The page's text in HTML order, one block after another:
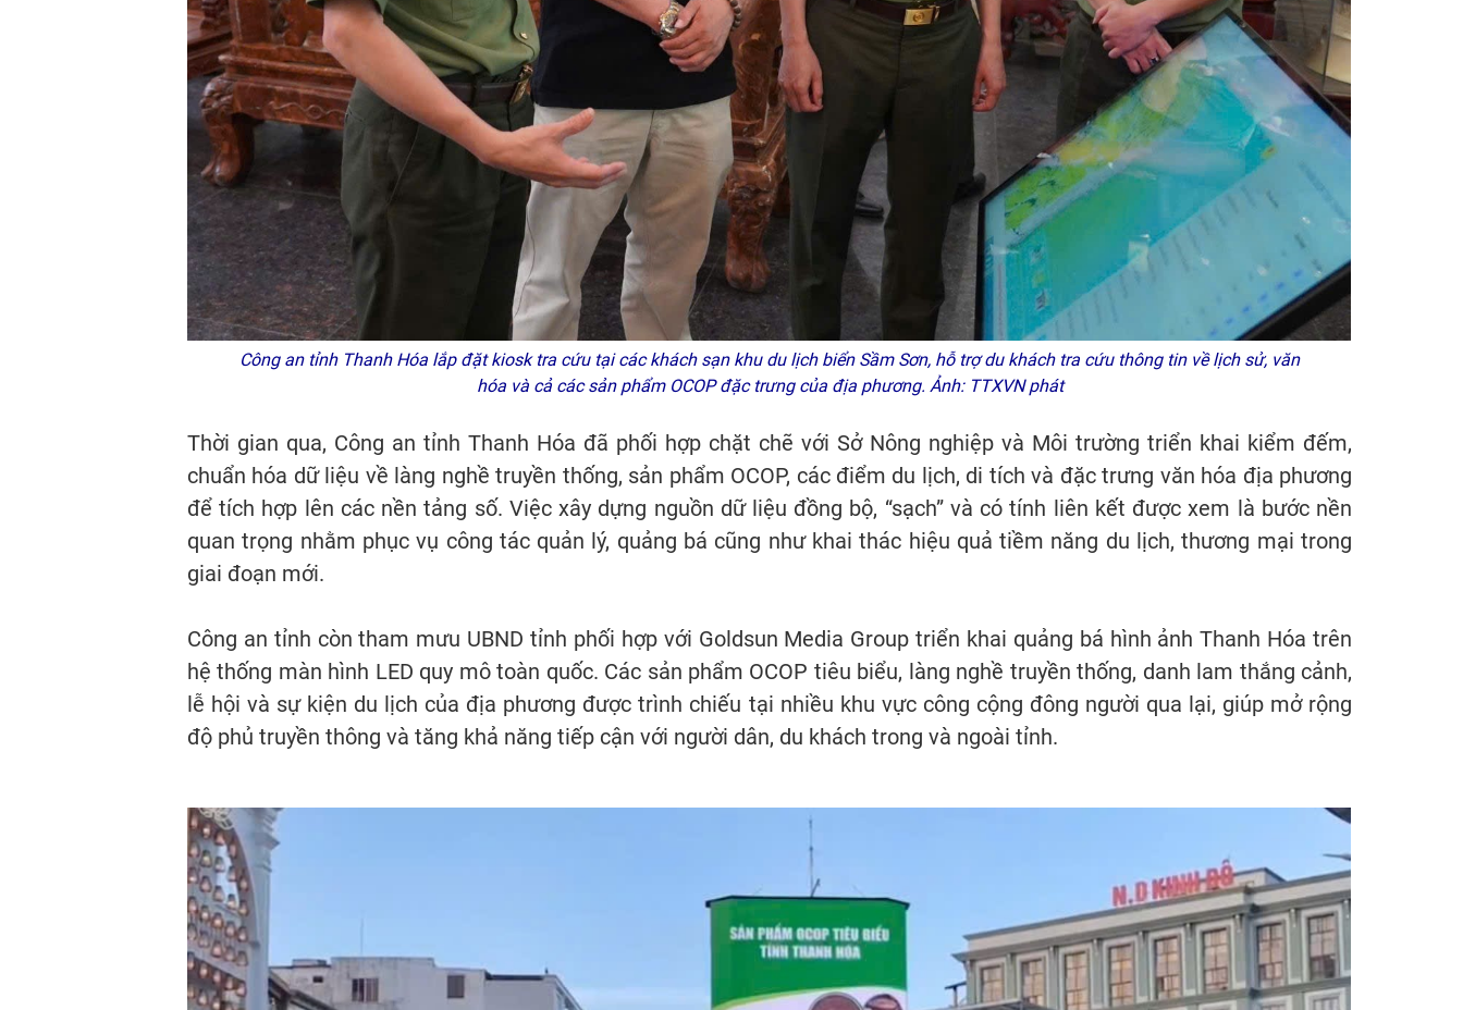
Công an tỉnh Thanh Hóa lắp đặt kiosk tra cứu tại các khách sạn khu du lịch biển Sầm Sơn, hỗ trợ du khách tra cứu thông tin về lịch sử, văn
hóa và cả các sản phẩm OCOP đặc trưng của địa phương. Ảnh: TTXVN phát
Thời gian qua, Công an tỉnh Thanh Hóa đã phối hợp chặt chẽ với Sở Nông nghiệp và Môi trường triển khai kiểm đếm,
chuẩn hóa dữ liệu về làng nghề truyền thống, sản phẩm OCOP, các điểm du lịch, di tích và đặc trưng văn hóa địa phương
để tích hợp lên các nền tảng số. Việc xây dựng nguồn dữ liệu đồng bộ, “sạch” và có tính liên kết được xem là bước nền
quan trọng nhằm phục vụ công tác quản lý, quảng bá cũng như khai thác hiệu quả tiềm năng du lịch, thương mại trong
giai đoạn mới.
Công an tỉnh còn tham mưu UBND tỉnh phối hợp với Goldsun Media Group triển khai quảng bá hình ảnh Thanh Hóa trên
hệ thống màn hình LED quy mô toàn quốc. Các sản phẩm OCOP tiêu biểu, làng nghề truyền thống, danh lam thắng cảnh,
lễ hội và sự kiện du lịch của địa phương được trình chiếu tại nhiều khu vực công cộng đông người qua lại, giúp mở rộng
độ phủ truyền thông và tăng khả năng tiếp cận với người dân, du khách trong và ngoài tỉnh.